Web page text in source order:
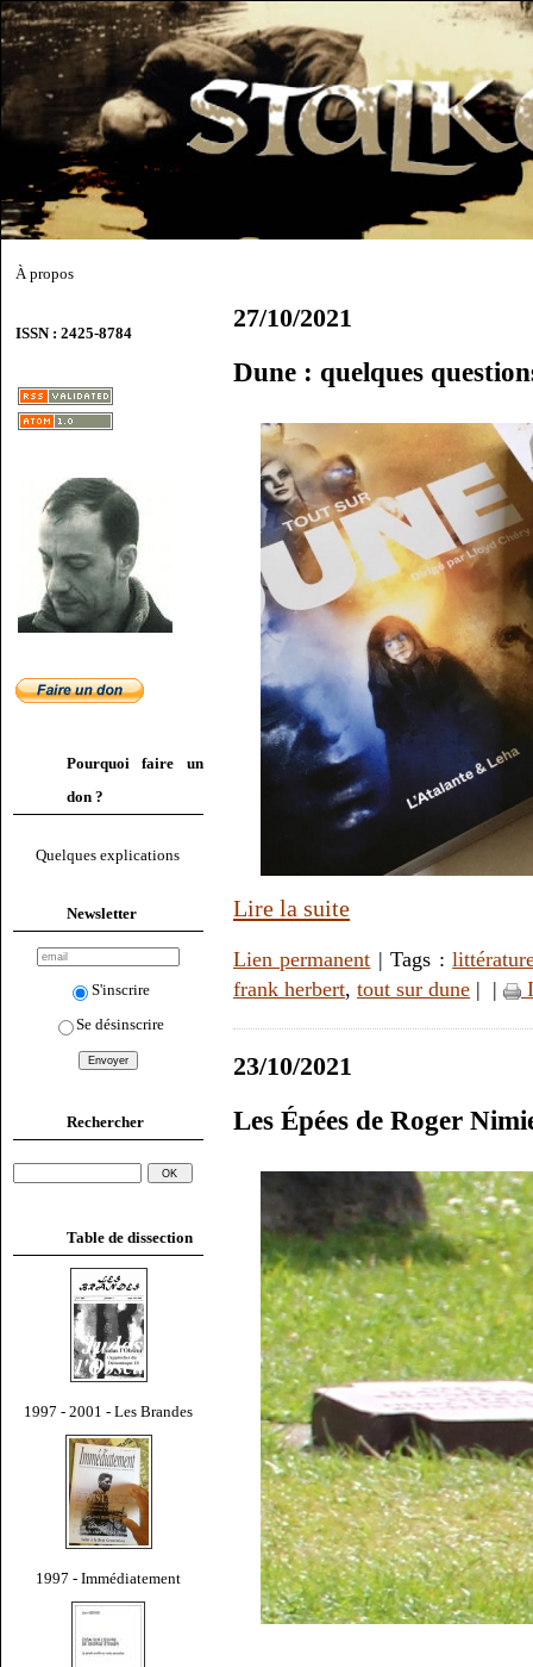
À propos
ISSN : 2425-8784
Pourquoi faire un
don ?
Quelques explications
Newsletter
S'inscrire
Se désinscrire
Rechercher
Table de dissection
1997 - 2001 - Les Brandes
1997 - Immédiatement
27/10/2021
Dune : quelques
Lire la suite
Lien permanent | Tags :
frank herbert, tout sur dune | |
23/10/2021
Les Épées de Roger